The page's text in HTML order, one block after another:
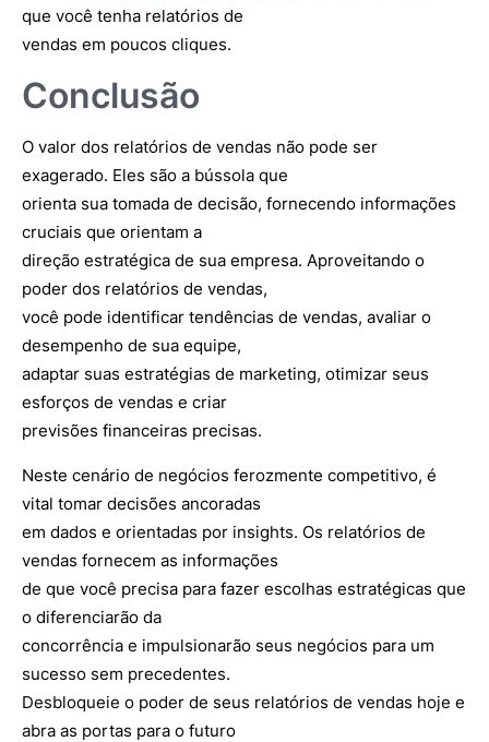
que você tenha relatórios de
vendas em poucos cliques.
Conclusão
O valor dos relatórios de vendas não pode ser
exagerado. Eles são a bússola que
orienta sua tomada de decisão, fornecendo informações
cruciais que orientam a
direção estratégica de sua empresa. Aproveitando o
poder dos relatórios de vendas,
você pode identificar tendências de vendas, avaliar o
desempenho de sua equipe,
adaptar suas estratégias de marketing, otimizar seus
esforços de vendas e criar
previsões financeiras precisas.
Neste cenário de negócios ferozmente competitivo, é
vital tomar decisões ancoradas
em dados e orientadas por insights. Os relatórios de
vendas fornecem as informações
de que você precisa para fazer escolhas estratégicas que
o diferenciarão da
concorrência e impulsionarão seus negócios para um
sucesso sem precedentes.
Desbloqueie o poder de seus relatórios de vendas hoje e
abra as portas para o futuro